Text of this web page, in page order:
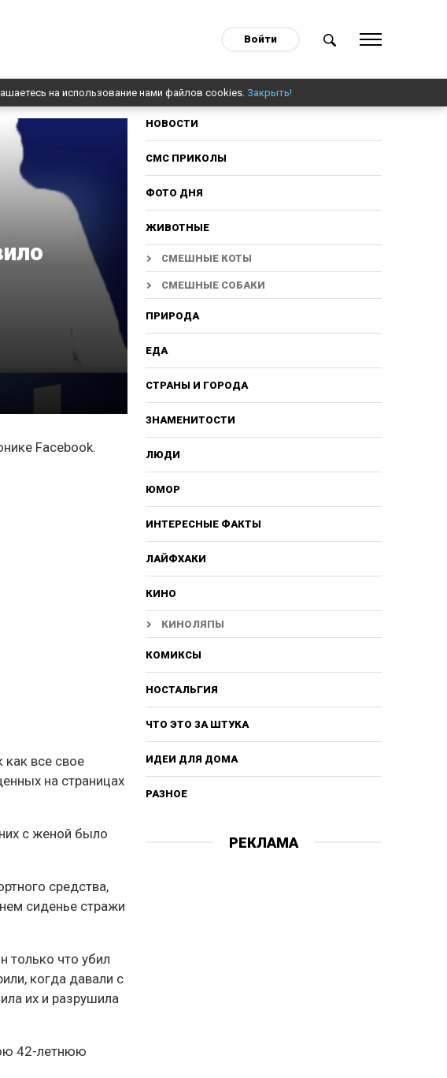
Войти
на использование нами файлов cookies. Закрыть!
Facebook.
все свое
на страницах
с женой было
средства,
сиденье стражи
только что убил
когда давали с
их и разрушила
42-летнюю
НОВОСТИ
СМС ПРИКОЛЫ
ФОТО ДНЯ
ЖИВОТНЫЕ
СМЕШНЫЕ КОТЫ
СМЕШНЫЕ СОБАКИ
ПРИРОДА
ЕДА
СТРАНЫ И ГОРОДА
ЗНАМЕНИТОСТИ
ЛЮДИ
ЮМОР
ИНТЕРЕСНЫЕ ФАКТЫ
ЛАЙФХАКИ
КИНО
КИНОЛЯПЫ
КОМИКСЫ
НОСТАЛЬГИЯ
ЧТО ЭТО ЗА ШТУКА
ИДЕИ ДЛЯ ДОМА
РАЗНОЕ
РЕКЛАМА